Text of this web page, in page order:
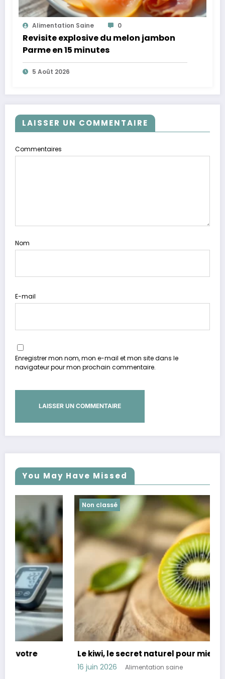
Alimentation Saine 0
Revisite explosive du melon jambon
Parme en 15 minutes
5 Août 2026
LAISSER UN COMMENTAIRE
Commentaires
Nom
E-mail
Enregistrer mon nom, mon e-mail et mon site dans le
navigateur pour mon prochain commentaire.
You May Have Missed
Non classé
Le kiwi, le secret naturel pour mieux dormir
Alimentation saine